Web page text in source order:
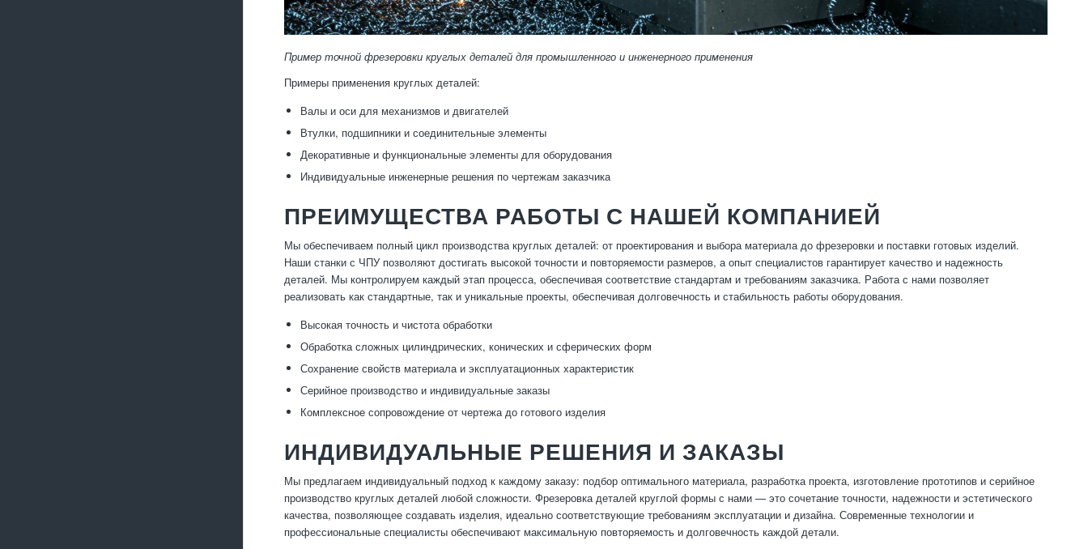
Пример точной фрезеровки круглых деталей для промышленного и инженерного применения
Примеры применения круглых деталей:
Валы и оси для механизмов и двигателей
Втулки, подшипники и соединительные элементы
Декоративные и функциональные элементы для оборудования
Индивидуальные инженерные решения по чертежам заказчика
ПРЕИМУЩЕСТВА РАБОТЫ С НАШЕЙ КОМПАНИЕЙ
Мы обеспечиваем полный цикл производства круглых деталей: от проектирования и выбора материала до фрезеровки и поставки готовых изделий.
Наши станки с ЧПУ позволяют достигать высокой точности и повторяемости размеров, а опыт специалистов гарантирует качество и надежность
деталей. Мы контролируем каждый этап процесса, обеспечивая соответствие стандартам и требованиям заказчика. Работа с нами позволяет
реализовать как стандартные, так и уникальные проекты, обеспечивая долговечность и стабильность работы оборудования.
Высокая точность и чистота обработки
Обработка сложных цилиндрических, конических и сферических форм
Сохранение свойств материала и эксплуатационных характеристик
Серийное производство и индивидуальные заказы
Комплексное сопровождение от чертежа до готового изделия
ИНДИВИДУАЛЬНЫЕ РЕШЕНИЯ И ЗАКАЗЫ
Мы предлагаем индивидуальный подход к каждому заказу: подбор оптимального материала, разработка проекта, изготовление прототипов и серийное
производство круглых деталей любой сложности. Фрезеровка деталей круглой формы с нами — это сочетание точности, надежности и эстетического
качества, позволяющее создавать изделия, идеально соответствующие требованиям эксплуатации и дизайна. Современные технологии и
профессиональные специалисты обеспечивают максимальную повторяемость и долговечность каждой детали.